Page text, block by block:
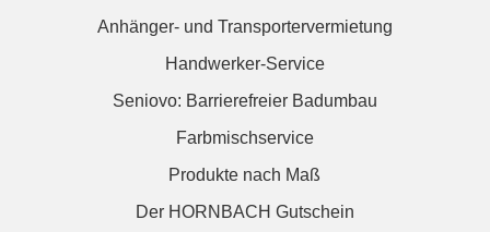
Anhänger- und Transportervermietung
Handwerker-Service
Seniovo: Barrierefreier Badumbau
Farbmischservice
Produkte nach Maß
Der HORNBACH Gutschein